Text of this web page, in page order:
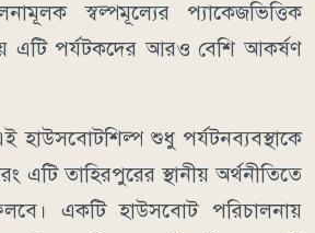
স্বল্পমূল্যের প্যাকেজভিত্তিক
এটি পর্যটকদের আরও বেশি আকর্ষণ
হাউসবোটশিল্প শুধু পর্যটনব্যবস্থাকে
তাহিরপুরের স্থানীয় অর্থনীতিতে
একটি হাউসবোট পরিচালনায়